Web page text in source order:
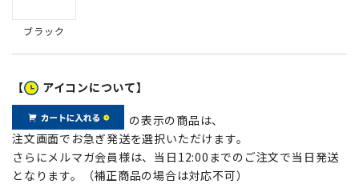
ブラック
【 アイコンについて】
の表示の商品は、
注文画面でお急ぎ発送を選択いただけます。
さらにメルマガ会員様は、当日12:00までのご注文で当日発送
となります。（補正商品の場合は対応不可）